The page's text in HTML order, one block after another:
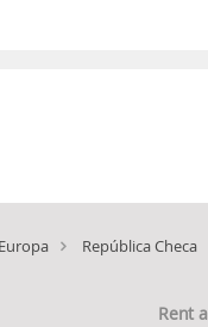
Europa República Checa
Rent